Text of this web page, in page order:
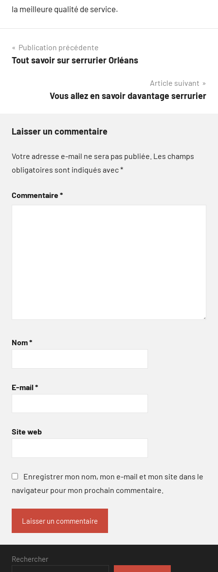
la meilleure qualité de service.
Navigation
de
Publication précédente
Tout savoir sur serrurier Orléans
Article suivant
Vous allez en savoir davantage serrurier
Laisser un commentaire
Votre adresse e-mail ne sera pas publiée. Les champs
obligatoires sont indiqués avec*
Commentaire*
Nom*
E-mail *
Site web
Enregistrer mon nom, mon e-mail et mon site dans le
navigateur pour mon prochain commentaire.
Rechercher